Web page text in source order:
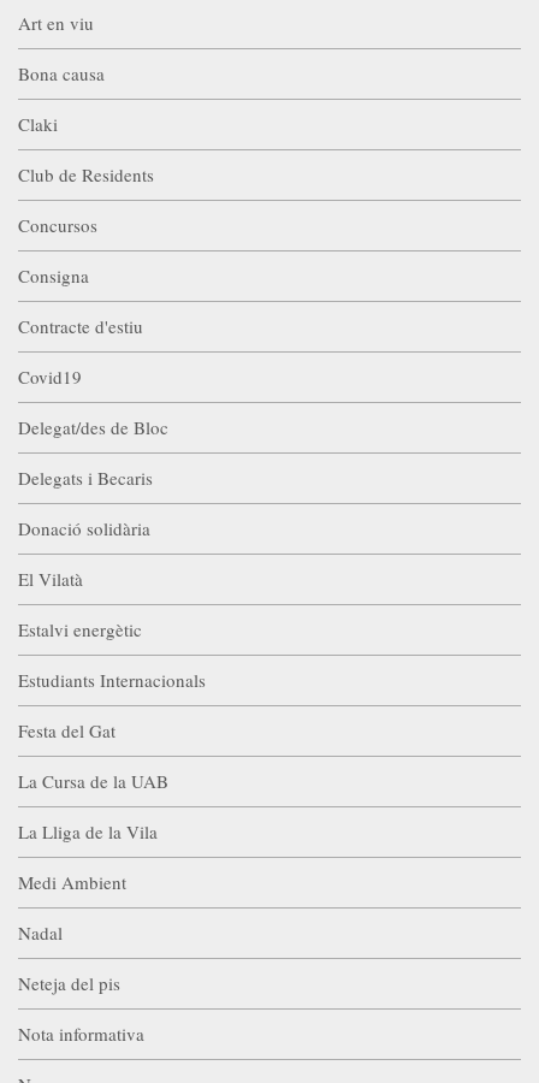
Art en viu
Bona causa
Claki
Club de Residents
Concursos
Consigna
Contracte d'estiu
Covid19
Delegat/des de Bloc
Delegats i Becaris
Donació solidària
El Vilatà
Estalvi energètic
Estudiants Internacionals
Festa del Gat
La Cursa de la UAB
La Lliga de la Vila
Medi Ambient
Nadal
Neteja del pis
Nota informativa